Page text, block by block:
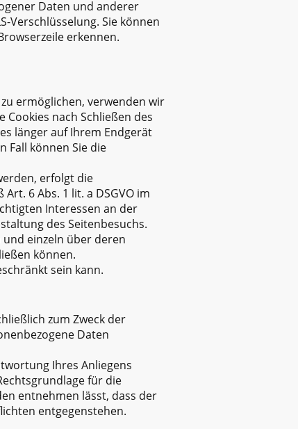
Daten und anderer
Verschlüsselung. Sie können
erkennen.
ermöglichen, verwenden wir
Cookies nach Schließen des
länger auf Ihrem Endgerät
Fall können Sie die
erfolgt die
6 Abs. 1 lit. a DSGVO im
Interessen an der
des Seitenbesuchs.
einzeln über deren
können.
sein kann.
zum Zweck der
Daten
Ihres Anliegens
für die
entnehmen lässt, dass der
entgegenstehen.